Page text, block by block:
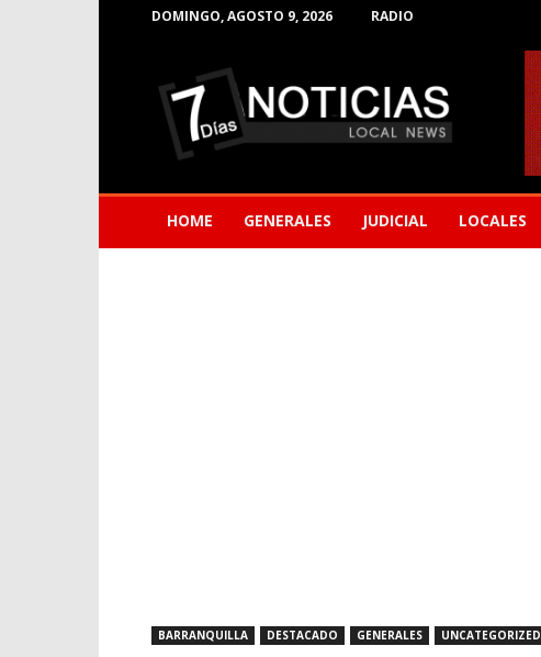
DOMINGO, AGOSTO 9, 2026 RADIO
Noticias
de
Barranquilla
HOME GENERALES JUDICIAL LOCALES
BARRANQUILLA DESTACADO GENERALES UNCATEGORIZED